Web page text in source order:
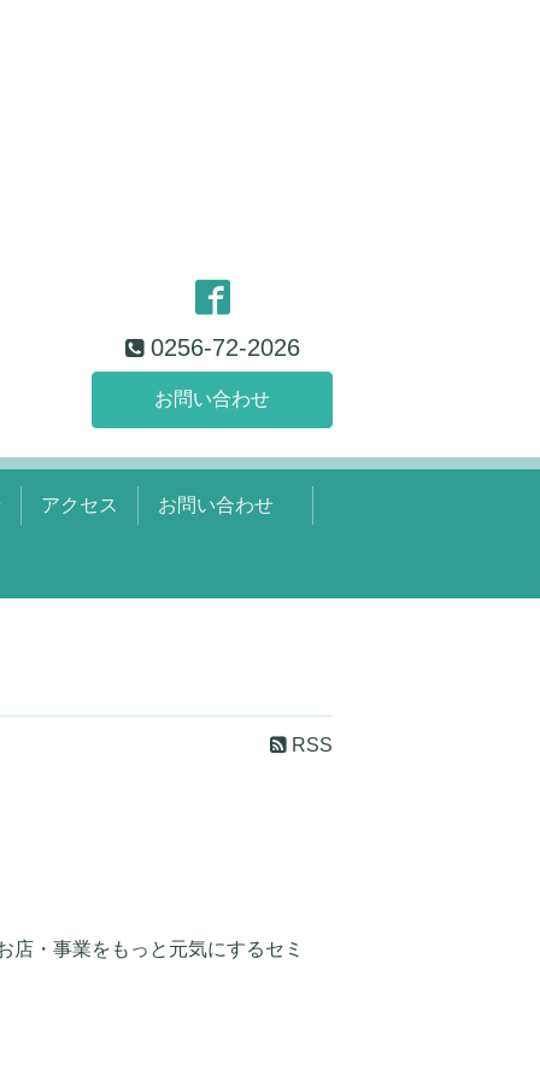
0256-72-2026
お問い合わせ
アクセス お問い合わせ
RSS
店・事業をもっと元気にするセミ